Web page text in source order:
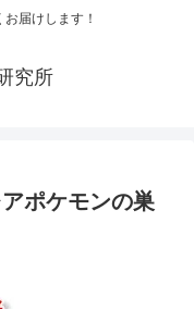
届けします！
究所
ポケモンの巣